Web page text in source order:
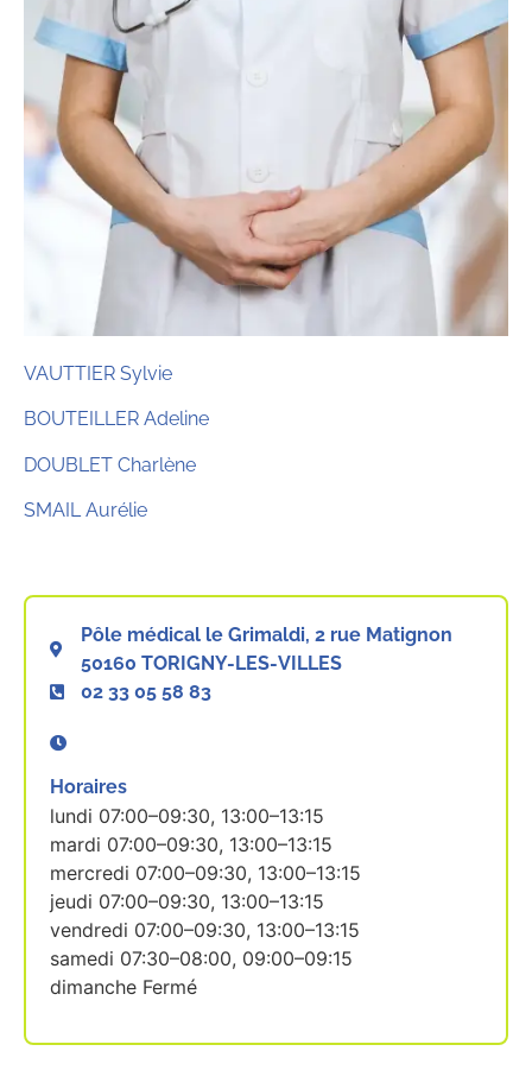
VAUTTIER Sylvie
BOUTEILLER Adeline
DOUBLET Charlène
SMAIL Aurélie
Pôle médical le Grimaldi, 2 rue Matignon
50160 TORIGNY-LES-VILLES
02 33 05 58 83
Horaires
lundi 07:00–09:30, 13:00–13:15
mardi 07:00–09:30, 13:00–13:15
mercredi 07:00–09:30, 13:00–13:15
jeudi 07:00–09:30, 13:00–13:15
vendredi 07:00–09:30, 13:00–13:15
samedi 07:30–08:00, 09:00–09:15
dimanche Fermé